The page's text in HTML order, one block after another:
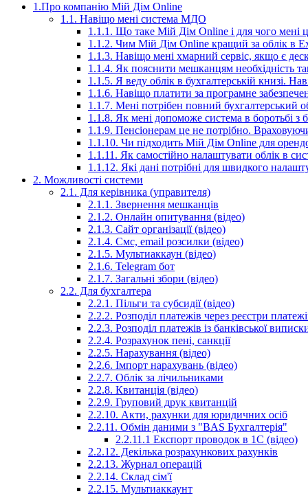
1.Про компанію Мій Дім Online
1.1. Навіщо мені система МДО
1.1.1. Що таке Мій Дім Online і для чого мені
1.1.2. Чим Мій Дім Online кращий за облік в
1.1.3. Навіщо мені хмарний сервіс, якщо є
1.1.4. Як пояснити мешканцям необхідність
1.1.5. Я веду облік в бухгалтерській книзі.
1.1.6. Навіщо платити за програмне
1.1.7. Мені потрібен повний бухгалтерський
1.1.8. Як мені допоможе система в боротьбі з
1.1.9. Пенсіонерам це не потрібно.
1.1.10. Чи підходить Мій Дім Online для
1.1.11. Як самостійно налаштувати облік в
1.1.12. Які дані потрібні для швидкого
2. Можливості системи
2.1. Для керівника (управителя)
2.1.1. Звернення мешканців
2.1.2. Онлайн опитування (відео)
2.1.3. Сайт організації (відео)
2.1.4. Смс, email розсилки (відео)
2.1.5. Мультиаккаун (відео)
2.1.6. Telegram бот
2.1.7. Загальні збори (відео)
2.2. Для бухгалтера
2.2.1. Пільги та субсидії (відео)
2.2.2. Розподіл платежів через реєстри
2.2.3. Розподіл платежів із банківської
2.2.4. Розрахунок пені, санкції
2.2.5. Нарахування (відео)
2.2.6. Імпорт нарахувань (відео)
2.2.7. Облік за лічильниками
2.2.8. Квитанція (відео)
2.2.9. Груповий друк квитанцій
2.2.10. Акти, рахунки для юридичних осіб
2.2.11. Обмін даними з "BAS Бухгалтерія"
2.2.11.1 Експорт проводок в 1С (відео)
2.2.12. Декілька розрахункових рахунків
2.2.13. Журнал операцій
2.2.14. Склад сім'ї
2.2.15. Мультиаккаунт